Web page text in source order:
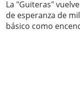
La "Guiteras"
de esperanza de
básico como